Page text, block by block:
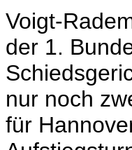
Voigt-
der 1.
nur noch
für